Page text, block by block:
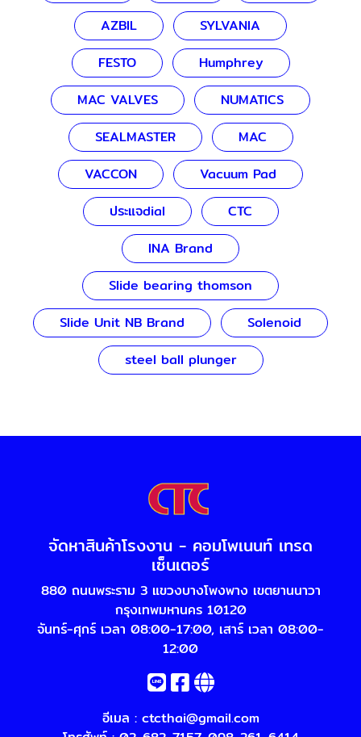
AZBIL
SYLVANIA
FESTO
Humphrey
MAC VALVES
NUMATICS
SEALMASTER
MAC
VACCON
Vacuum Pad
ประแจdial
CTC
INA Brand
Slide bearing thomson
Slide Unit NB Brand
Solenoid
steel ball plunger
จัดหาสินค้าโรงงาน - คอมโพเนนท์ เทรด
เซ็นเตอร์
880 ถนนพระราม 3 แขวงบางโพงพาง เขตยานนาวา
กรุงเทพมหานคร 10120
จันทร์-ศุกร์ เวลา 08:00-17:00, เสาร์ เวลา 08:00-
12:00
อีเมล : ctcthai@gmail.com